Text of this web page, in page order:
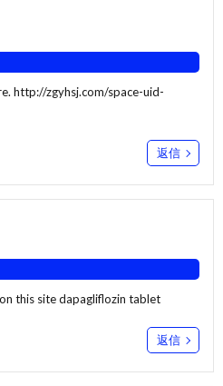
http://zgyhsj.com/space-uid-
返信
on this sitedapagliflozin tablet
返信